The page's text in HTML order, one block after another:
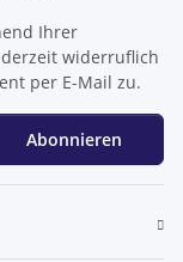
Ihrer
widerruflich
per E-Mail zu.
Abonnieren